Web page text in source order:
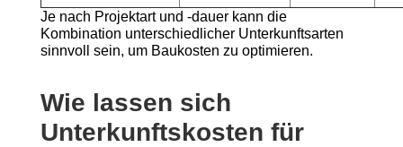
Je nach Projektart und -dauer kann die
Kombination unterschiedlicher Unterkunftsarten
sinnvoll sein, um Baukosten zu optimieren.
Wie lassen sich
Unterkunftskosten für